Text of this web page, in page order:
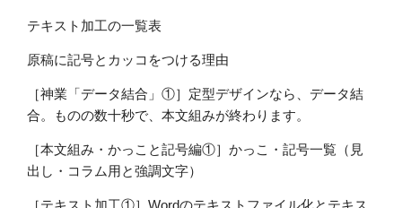
テキスト加工の一覧表
原稿に記号とカッコをつける理由
［神業「データ結合」①］定型デザインなら、データ結
合。ものの数十秒で、本文組みが終わります。
［本文組み・かっこと記号編①］かっこ・記号一覧（見
出し・コラム用と強調文字）
［テキスト加工①］Wordのテキストファイル化とテキス